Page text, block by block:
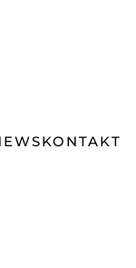
KONTAKT